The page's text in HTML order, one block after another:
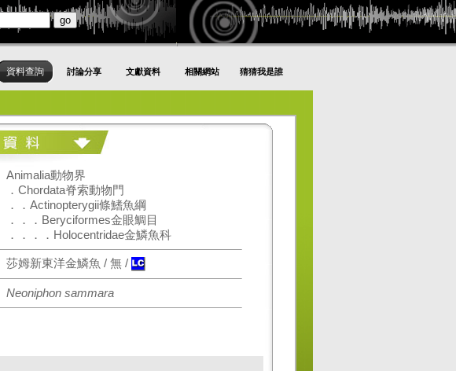
資料查詢 討論分享 文獻資料 相關網站 猜猜我是誰
Animalia動物界
．Chordata脊索動物門
．．Actinopterygii條鰭魚綱
．．．Beryciformes金眼鯛目
．．．．Holocentridae金鱗魚科
莎姆新東洋金鱗魚 / 無 /
Neoniphon sammara